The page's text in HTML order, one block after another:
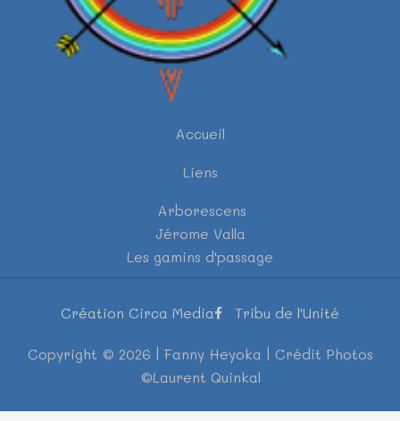
Accueil
Liens
Arborescens
Jérome Valla
Les gamins d'passage
Création Circa Media Tribu de l'Unité
Copyright © 2026 | Fanny Heyoka | Crédit Photos
©Laurent Quinkal